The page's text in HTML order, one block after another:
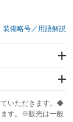
装備略号／用語解説
ていただきます。◆
す。※販売は一般